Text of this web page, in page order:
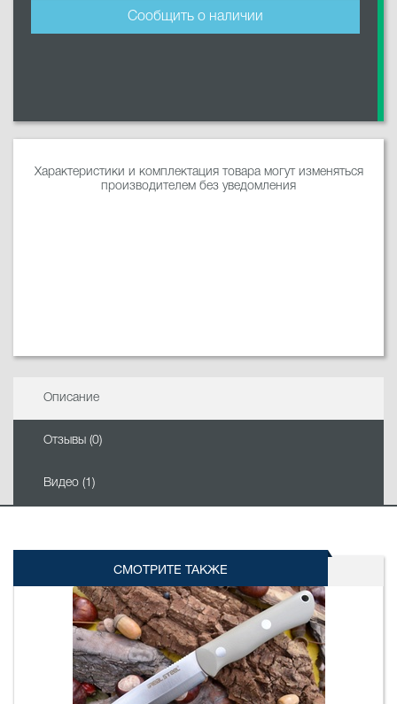
Сообщить о наличии
Характеристики и комплектация товара могут изменяться
производителем без уведомления
Описание
Отзывы (0)
Видео (1)
СМОТРИТЕ ТАКЖЕ